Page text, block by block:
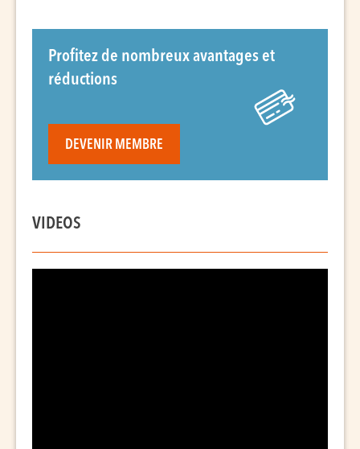
Profitez de nombreux avantages et
réductions
DEVENIR MEMBRE
VIDEOS